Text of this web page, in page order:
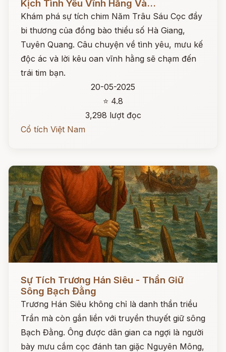
Kịch Tình Yêu Vĩnh Hằng Và...
Khám phá sự tích chim Năm Trâu Sáu Cọc đầy
bi thương của đồng bào thiểu số Hà Giang,
Tuyên Quang. Câu chuyện về tình yêu, mưu kế
độc ác và lời kêu oan vĩnh hằng sẽ chạm đến
trái tim bạn.
20-05-2025
⭐ 4.8
3,298 lượt đọc
Cổ tích Việt Nam
Sự Tích Trương Hán Siêu - Thần Giữ
Sông Bạch Đằng
Trương Hán Siêu không chỉ là danh thần triều
Trần mà còn gắn liền với truyền thuyết giữ sông
Bạch Đằng. Ông được dân gian ca ngợi là người
bày mưu cắm cọc đánh tan giặc Nguyên Mông,